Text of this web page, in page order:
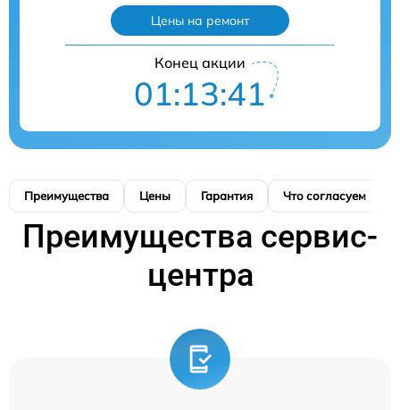
Цены на ремонт
Конец акции
01:13:40
Преимущества Цены Гарантия Что согласуем
Преимущества сервис-
центра